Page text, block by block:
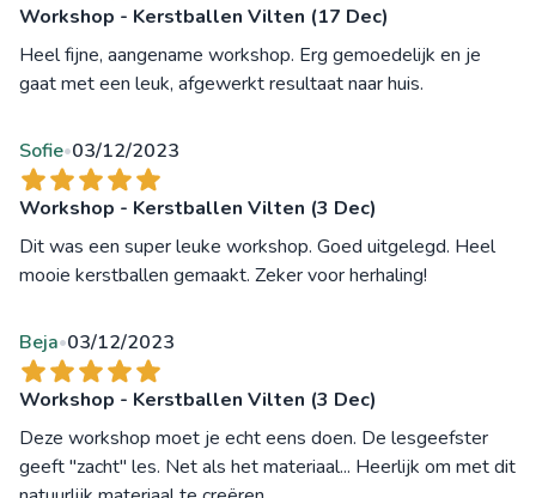
Workshop - Kerstballen Vilten (17 Dec)
Heel fijne, aangename workshop. Erg gemoedelijk en je
gaat met een leuk, afgewerkt resultaat naar huis.
Sofie•03/12/2023
Workshop - Kerstballen Vilten (3 Dec)
Dit was een super leuke workshop. Goed uitgelegd. Heel
mooie kerstballen gemaakt. Zeker voor herhaling!
Beja•03/12/2023
Workshop - Kerstballen Vilten (3 Dec)
Deze workshop moet je echt eens doen. De lesgeefster
geeft "zacht" les. Net als het materiaal... Heerlijk om met dit